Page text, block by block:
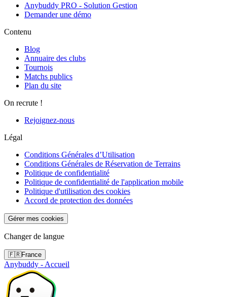
Anybuddy PRO - Solution Gestion
Demander une démo
Contenu
Blog
Annuaire des clubs
Tournois
Matchs publics
Plan du site
On recrute !
Rejoignez-nous
Légal
Conditions Générales d’Utilisation
Conditions Générales de Réservation de Terrains
Politique de confidentialité
Politique de confidentialité de l'application mobile
Politique d'utilisation des cookies
Accord de protection des données
Gérer mes cookies
Changer de langue
🇫🇷France
Anybuddy - Accueil